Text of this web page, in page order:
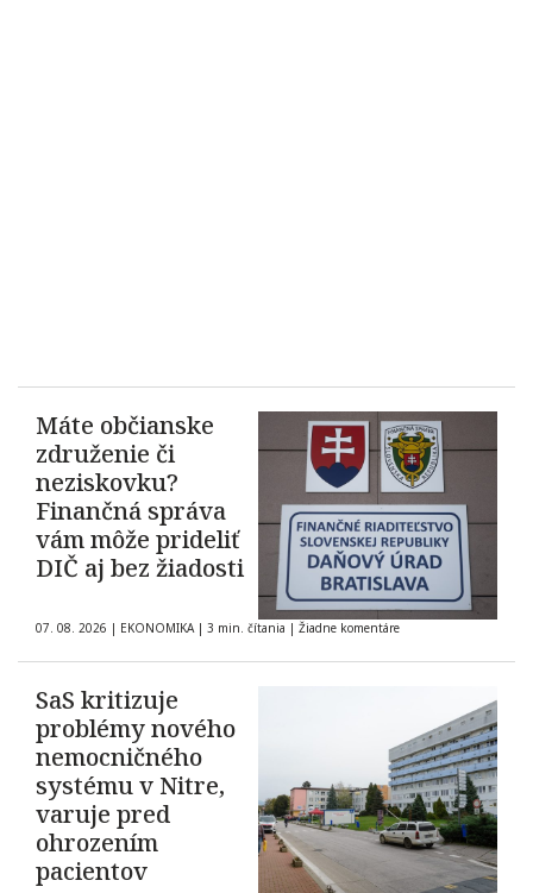
Máte občianske
združenie či
neziskovku?
Finančná správa
vám môže prideliť
DIČ aj bez žiadosti
07. 08. 2026 | EKONOMIKA | 3 min. čítania | Žiadne komentáre
SaS kritizuje
problémy nového
nemocničného
systému v Nitre,
varuje pred
ohrozením
pacientov